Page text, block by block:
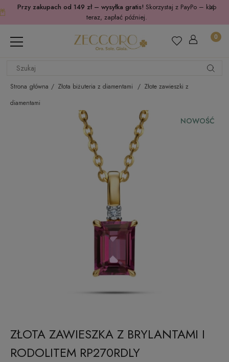
Przy zakupach od 149 zł – wysyłka gratis! Skorzystaj z PayPo – kup
teraz, zapłać później.
Strona główna Złota biżuteria z diamentami
Złote zawieszki z
diamentami
NOWOŚĆ
ZŁOTA ZAWIESZKA Z BRYLANTAMI I
RODOLITEM RP270RDLY